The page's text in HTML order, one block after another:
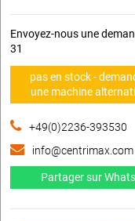
Envoyez-nous une
31
pas en stock -
une machine
+49(0)2236-393530
info@centrimax.com
Partager sur